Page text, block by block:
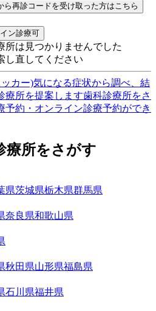
ら再診コードを受け取った方はこちら
ン診療可
所は見つかりませんでした
し直してください
カー)気になる症状から調べ、結
療所を提案します歯科診療所をさ
予約・オンライン診療予約ができ
療所をさがす
県茨城県栃木県群馬県
奈良県和歌山県
秋田県山形県福島県
石川県福井県